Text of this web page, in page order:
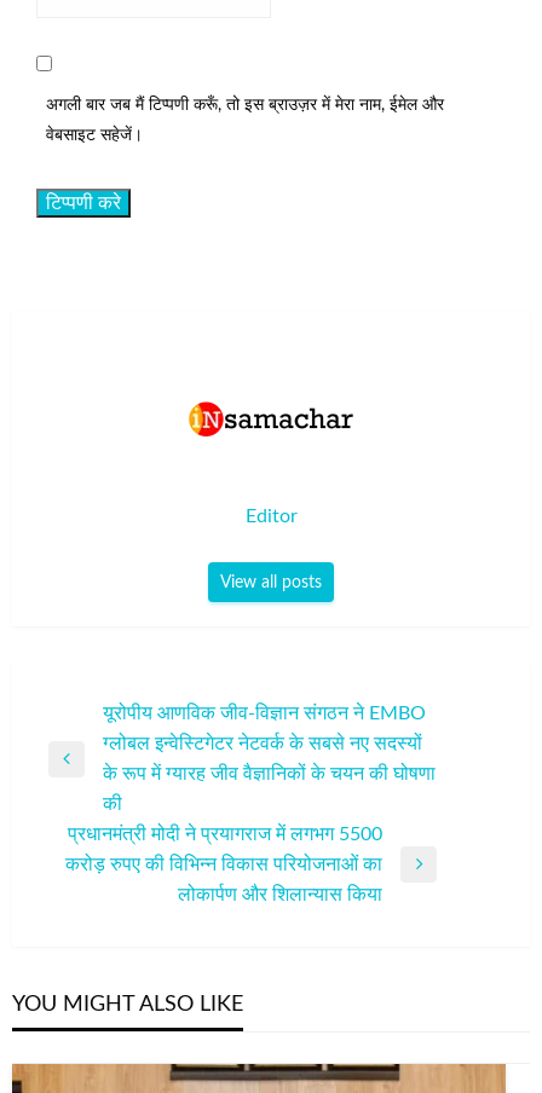
अगली बार जब मैं टिप्पणी करूँ, तो इस ब्राउज़र में मेरा नाम, ईमेल और
वेबसाइट सहेजें।
Editor
View all posts
नेविगेशन
Previous
यूरोपीय आणविक जीव-विज्ञान संगठन ने EMBO
ग्लोबल इन्वेस्टिगेटर नेटवर्क के सबसे नए सदस्यों
के रूप में ग्यारह जीव वैज्ञानिकों के चयन की घोषणा
की
प्रधानमंत्री मोदी ने प्रयागराज में लगभग 5500
करोड़ रुपए की विभिन्‍न विकास परियोजनाओं का
लोकार्पण और शिलान्‍यास किया
YOU MIGHT ALSO LIKE